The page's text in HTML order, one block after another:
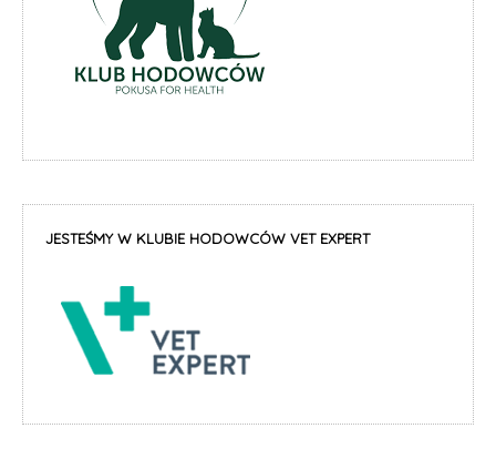
JESTEŚMY W KLUBIE HODOWCÓW VET EXPERT